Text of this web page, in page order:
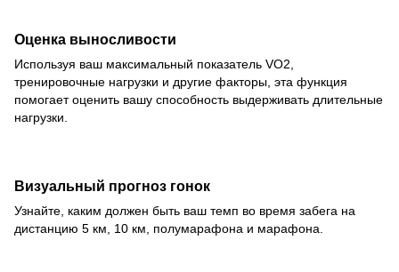
Оценка выносливости
Используя ваш максимальный показатель VO2,
тренировочные нагрузки и другие факторы, эта функция
помогает оценить вашу способность выдерживать длительные
нагрузки.
Визуальный прогноз гонок
Узнайте, каким должен быть ваш темп во время забега на
дистанцию 5 км, 10 км, полумарафона и марафона.